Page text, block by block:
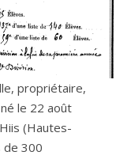
propriétaire,
le 22 août
(Hautes-
de 300